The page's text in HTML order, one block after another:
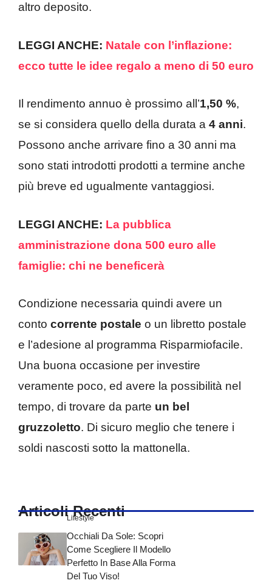
altro deposito.
LEGGI ANCHE: Natale con l’inflazione:
ecco tutte le idee regalo a meno di 50 euro
Il rendimento annuo è prossimo all’1,50 %,
se si considera quello della durata a 4 anni.
Possono anche arrivare fino a 30 anni ma
sono stati introdotti prodotti a termine anche
più breve ed ugualmente vantaggiosi.
LEGGI ANCHE: La pubblica
amministrazione dona 500 euro alle
famiglie: chi ne beneficerà
Condizione necessaria quindi avere un
conto corrente postale o un libretto postale
e l’adesione al programma Risparmiofacile.
Una buona occasione per investire
veramente poco, ed avere la possibilità nel
tempo, di trovare da parte un bel
gruzzoletto. Di sicuro meglio che tenere i
soldi nascosti sotto la mattonella.
Articoli Recenti
Lifestyle
Occhiali Da Sole: Scopri
Come Scegliere Il Modello
Perfetto In Base Alla Forma
Del Tuo Viso!